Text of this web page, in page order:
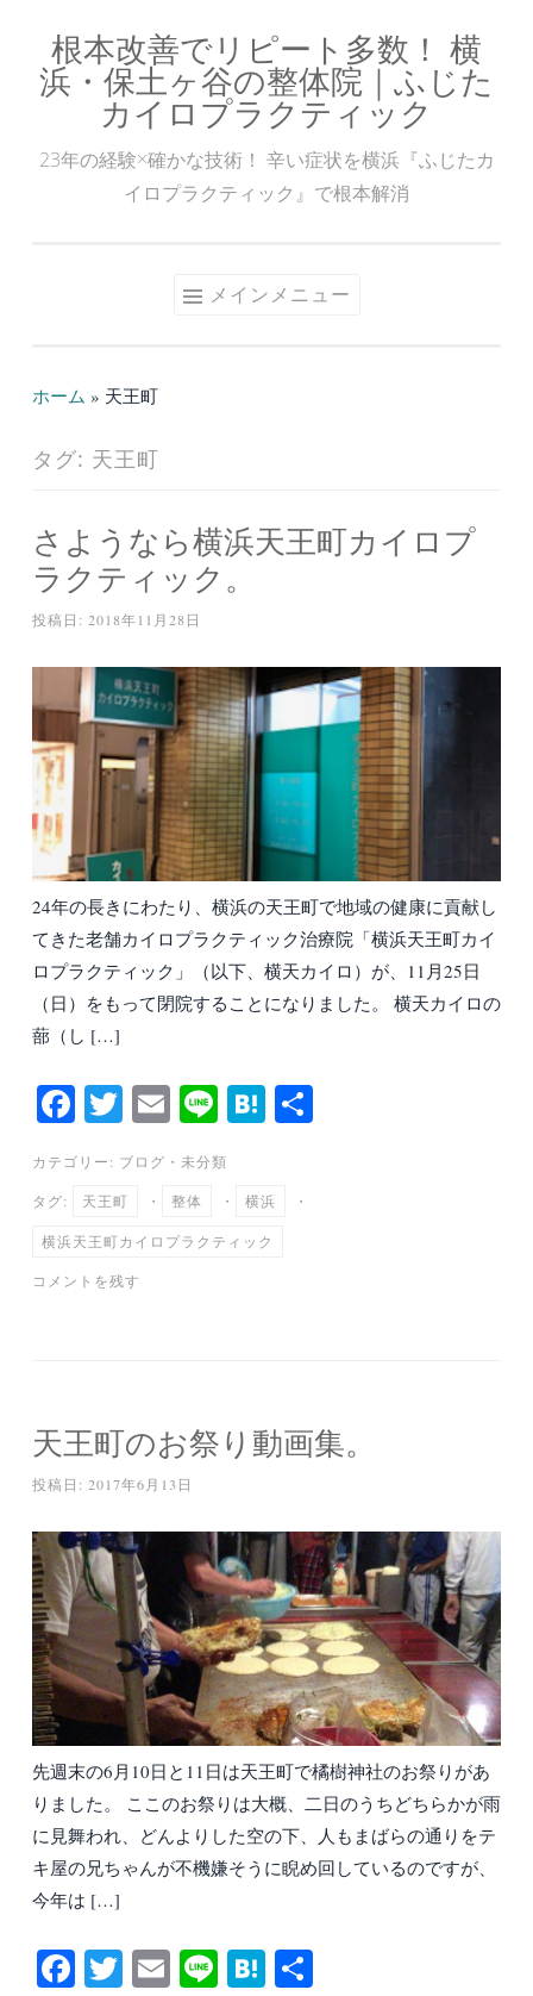
ン
根本改善でリピート多数！ 横
浜・保土ヶ谷の整体院｜ふじた
カイロプラクティック
23年の経験×確かな技術！ 辛い症状を横浜『ふじたカ
イロプラクティック』で根本解消
メインメニュー
ホーム » 天王町
タグ: 天王町
さようなら横浜天王町カイロプ
ラクティック。
投稿日: 2018年11月28日
24年の長きにわたり、横浜の天王町で地域の健康に貢献し
てきた老舗カイロプラクティック治療院「横浜天王町カイ
ロプラクティック」（以下、横天カイロ）が、11月25日
（日）をもって閉院することになりました。 横天カイロの
蔀（し […]
Fa
ce
bo
ok
T
wi
tte
r
E
m
ail
Li H
a
カテゴリー: ブログ ・ 未分類
タグ: 天王町 ・ 整体 ・ 横浜 ・
横浜天王町カイロプラクティック
コメントを残す
天王町のお祭り動画集。
投稿日: 2017年6月13日
先週末の6月10日と11日は天王町で橘樹神社のお祭りがあ
りました。 ここのお祭りは大概、二日のうちどちらかが雨
に見舞われ、どんよりした空の下、人もまばらの通りをテ
キ屋の兄ちゃんが不機嫌そうに睨め回しているのですが、
今年は […]
Fa T E Li H